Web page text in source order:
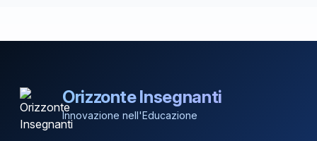
Orizzonte Insegnanti
Innovazione nell'Educazione